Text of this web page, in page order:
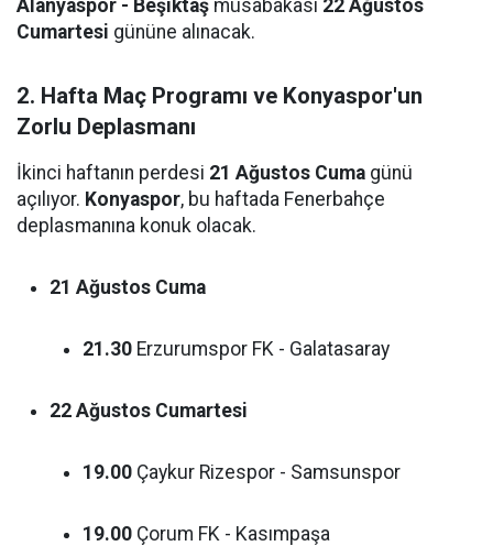
Alanyaspor - Beşiktaş müsabakası 22 Ağustos
Cumartesi gününe alınacak.
2. Hafta Maç Programı ve Konyaspor'un
Zorlu Deplasmanı
İkinci haftanın perdesi 21 Ağustos Cuma günü
açılıyor. Konyaspor, bu haftada Fenerbahçe
deplasmanına konuk olacak.
21 Ağustos Cuma
21.30 Erzurumspor FK - Galatasaray
22 Ağustos Cumartesi
19.00 Çaykur Rizespor - Samsunspor
19.00 Çorum FK - Kasımpaşa